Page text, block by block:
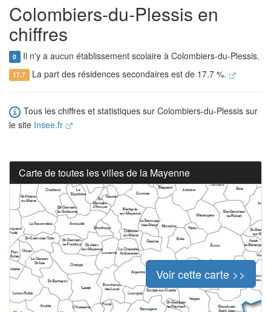
Colombiers-du-Plessis en
chiffres
0 Il n'y a aucun établissement scolaire à Colombiers-du-Plessis.
17.7 La part des résidences secondaires est de 17.7 %.
Tous les chiffres et statistiques sur Colombiers-du-Plessis sur
le site Insee.fr
Carte de toutes les villes de la Mayenne
Voir cette carte >>